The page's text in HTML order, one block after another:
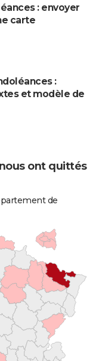
: envoyer
carte
:
et modèle de
ont quittés
de